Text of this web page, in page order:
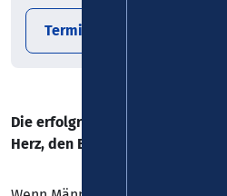
Termin exportieren
Die erfolgreichste Comedy-
Herz, den Bauch und die